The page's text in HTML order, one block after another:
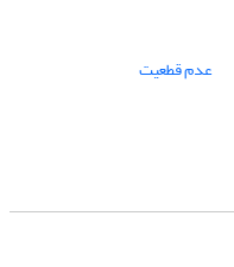
عدم قطعیت